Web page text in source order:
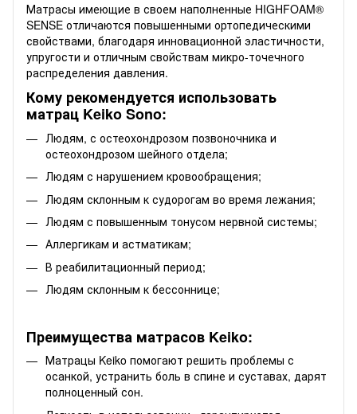
Матрасы имеющие в своем наполненные HIGHFOAM®
SENSE отличаются повышенными ортопедическими
свойствами, благодаря инновационной эластичности,
упругости и отличным свойствам микро-точечного
распределения давления.
Кому рекомендуется использовать
матрац Keiko Sono:
Людям, с остеохондрозом позвоночника и
остеохондрозом шейного отдела;
Людям с нарушением кровообращения;
Людям склонным к судорогам во время лежания;
Людям с повышенным тонусом нервной системы;
Аллергикам и астматикам;
В реабилитационный период;
Людям склонным к бессоннице;
Преимущества матрасов Keiko:
Матрацы Keiko помогают решить проблемы с
осанкой, устранить боль в спине и суставах, дарят
полноценный сон.